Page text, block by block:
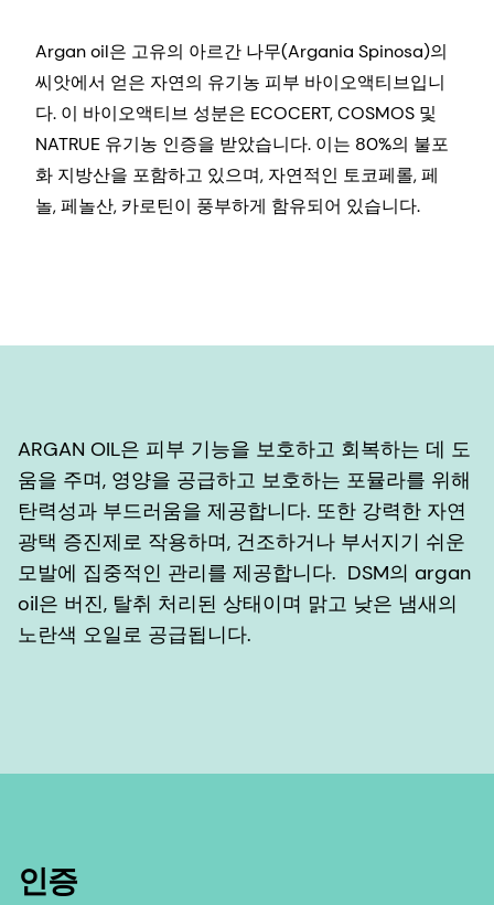
Argan oil은 고유의 아르간 나무(Argania Spinosa)의
씨앗에서 얻은 자연의 유기농 피부 바이오액티브입니
다. 이 바이오액티브 성분은 ECOCERT, COSMOS 및
NATRUE 유기농 인증을 받았습니다. 이는 80%의 불포
화 지방산을 포함하고 있으며, 자연적인 토코페롤, 페
놀, 페놀산, 카로틴이 풍부하게 함유되어 있습니다.
ARGAN OIL은 피부 기능을 보호하고 회복하는 데 도
움을 주며, 영양을 공급하고 보호하는 포뮬라를 위해
탄력성과 부드러움을 제공합니다. 또한 강력한 자연
광택 증진제로 작용하며, 건조하거나 부서지기 쉬운
모발에 집중적인 관리를 제공합니다. DSM의 argan
oil은 버진, 탈취 처리된 상태이며 맑고 낮은 냄새의
노란색 오일로 공급됩니다.
인증